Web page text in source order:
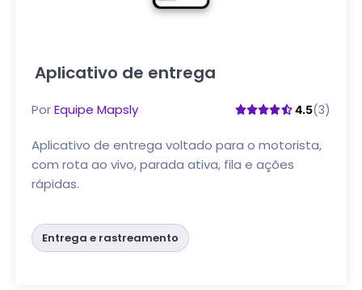
Aplicativo de entrega
PorEquipe Mapsly 4.5(3)
Aplicativo de entrega voltado para o motorista,
com rota ao vivo, parada ativa, fila e ações
rápidas.
Entrega e rastreamento